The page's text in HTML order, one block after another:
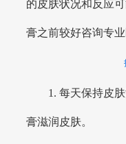
的皮肤状况和反应
膏之前较好咨询专业
1. 每天保持皮肤
膏滋润皮肤。